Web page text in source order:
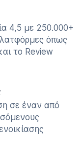
4,5 με 250.000+
όπως
το Review
σε έναν από